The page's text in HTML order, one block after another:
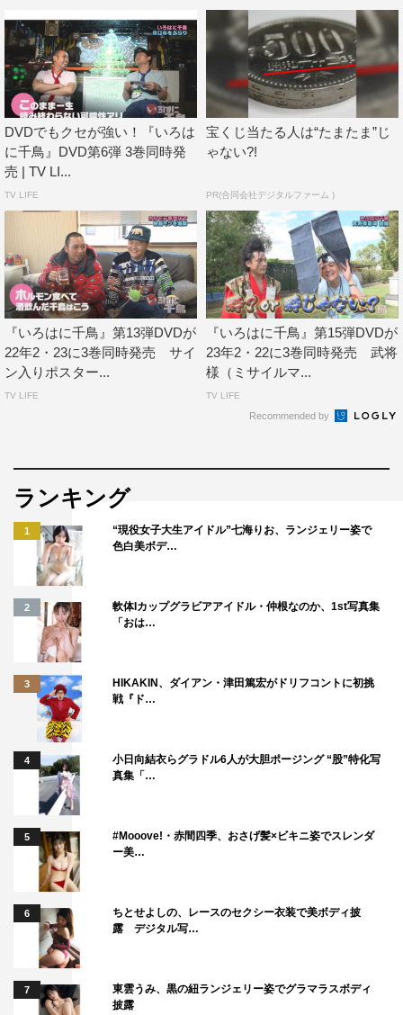
※カメラが入ります。お客様が映りこむ可能性があります
のであらかじめご了承ください。
※お客様による写真撮影、動画撮影、録音行為は一切禁止
します。
問い合わせ：よしもとミュージックエンタテインメント
https://secure.yoshimoto.co.jp/yme/contact-kojin.html
©いろはに千鳥
千鳥
DVDでもクセが強い！『いろは
に千鳥』DVD第6弾 3巻同時発
売 | TV LI...
TV LIFE
宝くじ当たる人は“たまたま”じ
ゃない?!
PR(合同会社デジタルファーム )
『いろはに千鳥』第13弾DVDが
22年2・23に3巻同時発売 サイ
ン入りポスター...
TV LIFE
『いろはに千鳥』第15弾DVDが
23年2・22に3巻同時発売 武将
様（ミサイルマ...
TV LIFE
Recommended by
ランキング
1
“現役女子大生アイドル”七海りお、ランジェリー姿で
色白美ボデ…
2
軟体Iカップグラビアアイドル・仲根なのか、1st写真集
「おは…
3
HIKAKIN、ダイアン・津田篤宏がドリフコントに初挑
戦『ド…
4
小日向結衣らグラドル6人が大胆ポージング “股”特化写
真集「…
5
#Mooove!・赤間四季、おさげ髪×ビキニ姿でスレンダ
ー美…
6
ちとせよしの、レースのセクシー衣装で美ボディ披
露 デジタル写…
7
東雲うみ、黒の紐ランジェリー姿でグラマラスボディ
披露